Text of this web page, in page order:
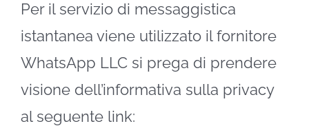
Per il servizio di messaggistica
istantanea viene utilizzato il fornitore
WhatsApp LLC si prega di prendere
visione dell’informativa sulla privacy
al seguente link: